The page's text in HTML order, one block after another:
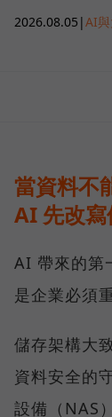
2026.08.05 |AI
當資料不
AI 先改
AI 帶來的第
是企業必須
儲存架構大
資料安全的
設備（NAS